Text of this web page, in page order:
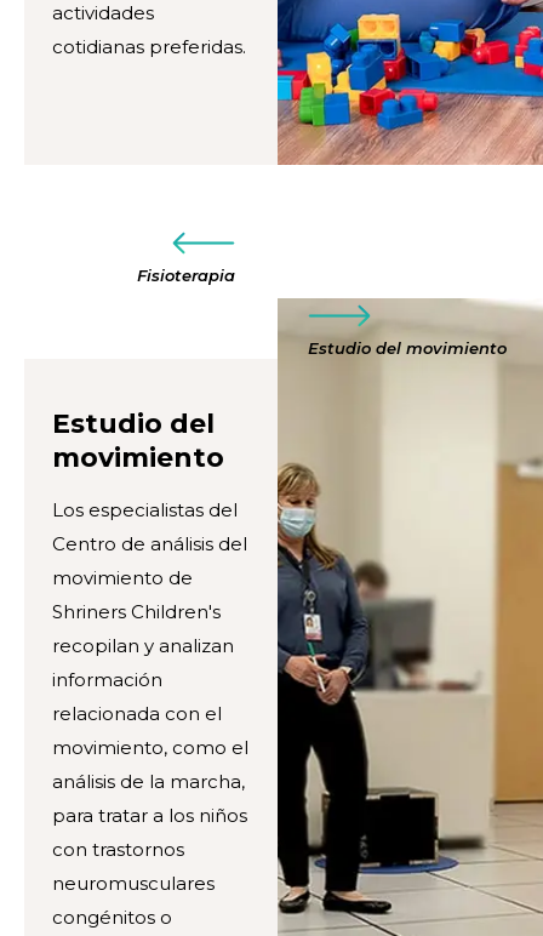
actividades
cotidianas preferidas.
Fisioterapia
Estudio del movimiento
Estudio del
movimiento
Los especialistas del
Centro de análisis del
movimiento de
Shriners Children's
recopilan y analizan
información
relacionada con el
movimiento, como el
análisis de la marcha,
para tratar a los niños
con trastornos
neuromusculares
congénitos o